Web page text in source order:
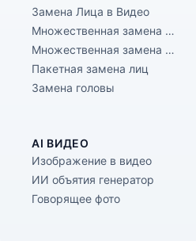
Замена Лица в Видео
Множественная замена лиц (фото)
Множественная замена лиц (видео)
Пакетная замена лиц
Замена головы
AI ВИДЕО
Изображение в видео
ИИ объятия генератор
Говорящее фото